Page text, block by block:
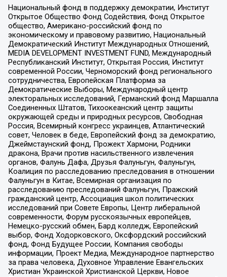
Национальный фонд в поддержку демократии, Институт
Открытое Общество Фонд Содействия, Фонд Открытое
общество, Американо-российский фонд по
экономическому и правовому развитию, Национальный
Демократический Институт Международных Отношений,
MEDIA DEVELOPMENT INVESTMENT FUND, Международный
Республиканский Институт, Открытая Россия, Институт
современной России, Черноморский фонд регионального
сотрудничества, Европейская Платформа за
Демократические Выборы, Международный центр
электоральных исследований, Германский фонд Маршалла
Соединенных Штатов, Тихоокеанский центр защиты
окружающей среды и природных ресурсов, Свободная
Россия, Всемирный конгресс украинцев, Атлантический
совет, Человек в беде, Европейский фонд за демократию,
Джеймстаунский фонд, Прожект Хармони, Родники
дракона, Врачи против насильственного извлечения
органов, Фалунь Дафа, Друзья Фалуньгун, Фалуньгун,
Коалиция по расследованию преследования в отношении
Фалуньгун в Китае, Всемирная организация по
расследованию преследований Фалуньгун, Пражский
гражданский центр, Ассоциация школ политических
исследований при Совете Европы, Центр либеральной
современности, Форум русскоязычных европейцев,
Немецко-русский обмен, Бард колледж, Европейский
выбор, Фонд Ходорковского, Оксфордский российский
фонд, Фонд Будущее России, Компания свободы
информации, Проект Медиа, Международное партнерство
за права человека, Духовное Управление Евангельских
Христиан Украинской Христианской Церкви, Новое